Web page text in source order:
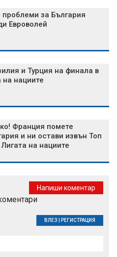
за България
Евроволей
и Турция на финала в
на нациите
Франция помете
и ни остави извън Топ
на нациите
Напиши коментар
ВЛЕЗ РЕГИСТРАЦИЯ